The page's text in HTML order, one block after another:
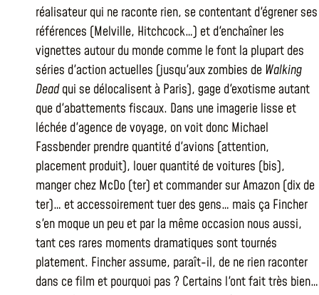
réalisateur qui ne raconte rien, se contentant d'égrener ses
références (Melville, Hitchcock…) et d'enchaîner les
vignettes autour du monde comme le font la plupart des
séries d'action actuelles (jusqu'aux zombies de Walking
Deadqui se délocalisent à Paris), gage d'exotisme autant
que d'abattements fiscaux. Dans une imagerie lisse et
léchée d'agence de voyage, on voit donc Michael
Fassbender prendre quantité d'avions (attention,
placement produit), louer quantité de voitures (bis),
manger chez McDo (ter) et commander sur Amazon (dix de
ter)… et accessoirement tuer des gens… mais ça Fincher
s'en moque un peu et par la même occasion nous aussi,
tant ces rares moments dramatiques sont tournés
platement. Fincher assume, paraît-il, de ne rien raconter
dans ce film et pourquoi pas ? Certains l'ont fait très bien…